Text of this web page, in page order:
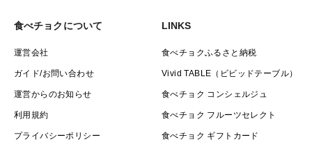
食べチョクについて
運営会社
ガイド/お問い合わせ
運営からのお知らせ
利用規約
プライバシーポリシー
LINKS
食べチョクふるさと納税
Vivid TABLE（ビビッドテーブル）
食べチョク コンシェルジュ
食べチョク フルーツセレクト
食べチョク ギフトカード